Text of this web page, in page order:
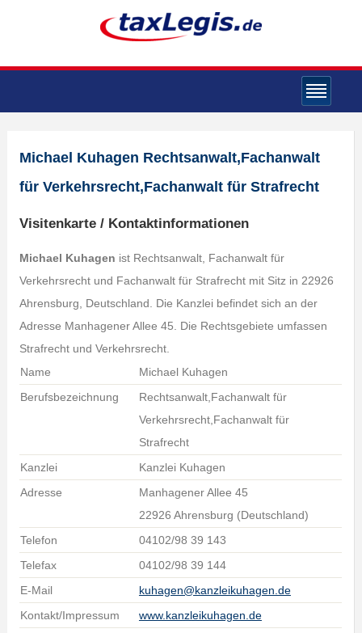
Michael Kuhagen Rechtsanwalt,Fachanwalt
für Verkehrsrecht,Fachanwalt für Strafrecht
Visitenkarte / Kontaktinformationen
Michael Kuhagen ist Rechtsanwalt, Fachanwalt für
Verkehrsrecht und Fachanwalt für Strafrecht mit Sitz in 22926
Ahrensburg, Deutschland. Die Kanzlei befindet sich an der
Adresse Manhagener Allee 45. Die Rechtsgebiete umfassen
Strafrecht und Verkehrsrecht.
Name
Michael Kuhagen
Berufsbezeichnung
Rechtsanwalt,Fachanwalt für
Verkehrsrecht,Fachanwalt für
Strafrecht
Kanzlei
Kanzlei Kuhagen
Adresse
Manhagener Allee 45
22926 Ahrensburg (Deutschland)
Telefon
04102/98 39 143
Telefax
04102/98 39 144
E-Mail
kuhagen@kanzleikuhagen.de
Kontakt/Impressum
www.kanzleikuhagen.de